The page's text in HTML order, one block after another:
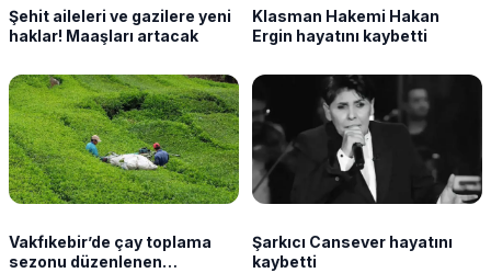
Şehit aileleri ve gazilere yeni
haklar! Maaşları artacak
Klasman Hakemi Hakan
Ergin hayatını kaybetti
Vakfıkebir’de çay toplama
sezonu düzenlenen
Şarkıcı Cansever hayatını
kaybetti